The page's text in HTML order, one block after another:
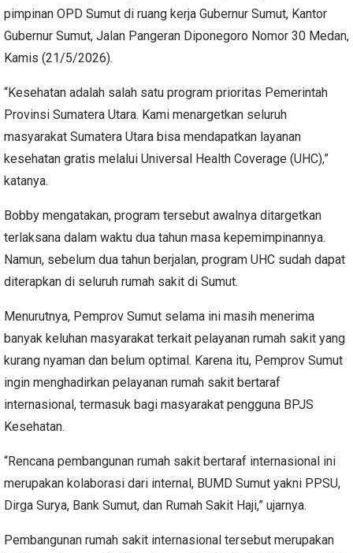
pimpinan OPD Sumut di ruang kerja Gubernur Sumut, Kantor
Gubernur Sumut, Jalan Pangeran Diponegoro Nomor 30 Medan,
Kamis (21/5/2026).
“Kesehatan adalah salah satu program prioritas Pemerintah
Provinsi Sumatera Utara. Kami menargetkan seluruh
masyarakat Sumatera Utara bisa mendapatkan layanan
kesehatan gratis melalui Universal Health Coverage (UHC),”
katanya.
Bobby mengatakan, program tersebut awalnya ditargetkan
terlaksana dalam waktu dua tahun masa kepemimpinannya.
Namun, sebelum dua tahun berjalan, program UHC sudah dapat
diterapkan di seluruh rumah sakit di Sumut.
Menurutnya, Pemprov Sumut selama ini masih menerima
banyak keluhan masyarakat terkait pelayanan rumah sakit yang
kurang nyaman dan belum optimal. Karena itu, Pemprov Sumut
ingin menghadirkan pelayanan rumah sakit bertaraf
internasional, termasuk bagi masyarakat pengguna BPJS
Kesehatan.
“Rencana pembangunan rumah sakit bertaraf internasional ini
merupakan kolaborasi dari internal, BUMD Sumut yakni PPSU,
Dirga Surya, Bank Sumut, dan Rumah Sakit Haji,” ujarnya.
Pembangunan rumah sakit internasional tersebut merupakan